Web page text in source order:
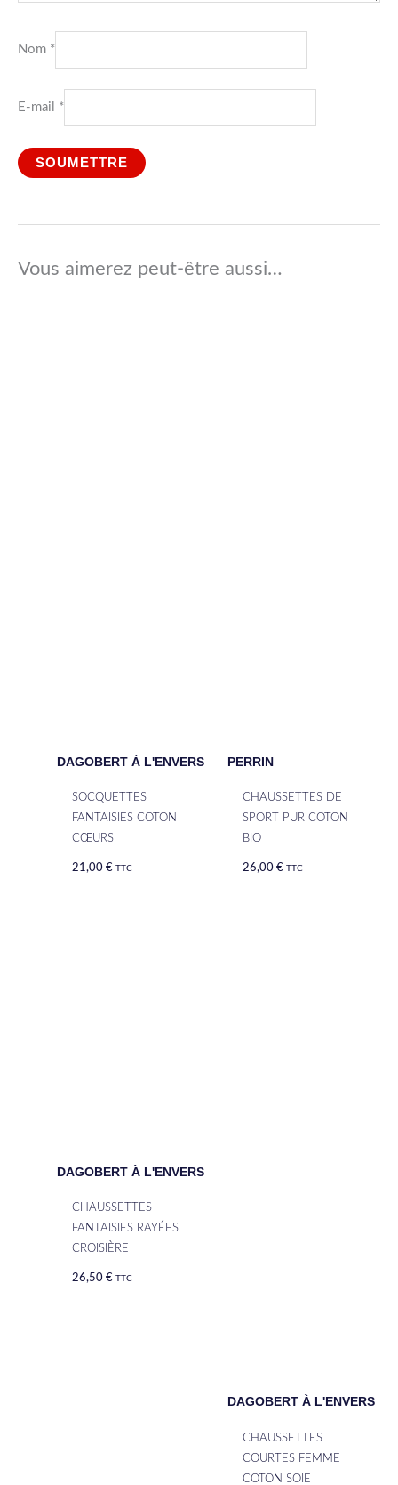
Nom *
E-mail *
Vous aimerez peut-être aussi…
DAGOBERT À L'ENVERS
SOCQUETTES
FANTAISIES COTON
CŒURS
21,00€ TTC
PERRIN
CHAUSSETTES DE
SPORT PUR COTON
BIO
26,00€ TTC
DAGOBERT À L'ENVERS
CHAUSSETTES
FANTAISIES RAYÉES
CROISIÈRE
26,50€ TTC
DAGOBERT À L'ENVERS
CHAUSSETTES
COURTES FEMME
COTON SOIE